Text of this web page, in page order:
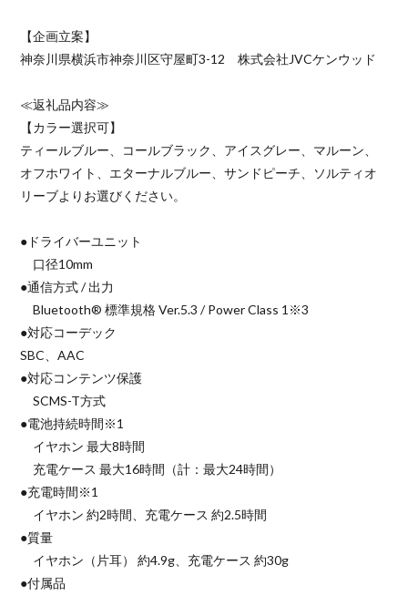
【企画立案】
神奈川県横浜市神奈川区守屋町3-12 株式会社JVCケンウッド
≪返礼品内容≫
【カラー選択可】
ティールブルー、コールブラック、アイスグレー、マルーン、
オフホワイト、エターナルブルー、サンドピーチ、ソルティオ
リーブよりお選びください。
●ドライバーユニット
口径10mm
●通信方式 / 出力
Bluetooth® 標準規格 Ver.5.3 / Power Class 1※3
●対応コーデック
SBC、AAC
●対応コンテンツ保護
SCMS-T方式
●電池持続時間※1
イヤホン 最大8時間
充電ケース 最大16時間（計：最大24時間）
●充電時間※1
イヤホン 約2時間、充電ケース 約2.5時間
●質量
イヤホン（片耳） 約4.9g、充電ケース 約30g
●付属品